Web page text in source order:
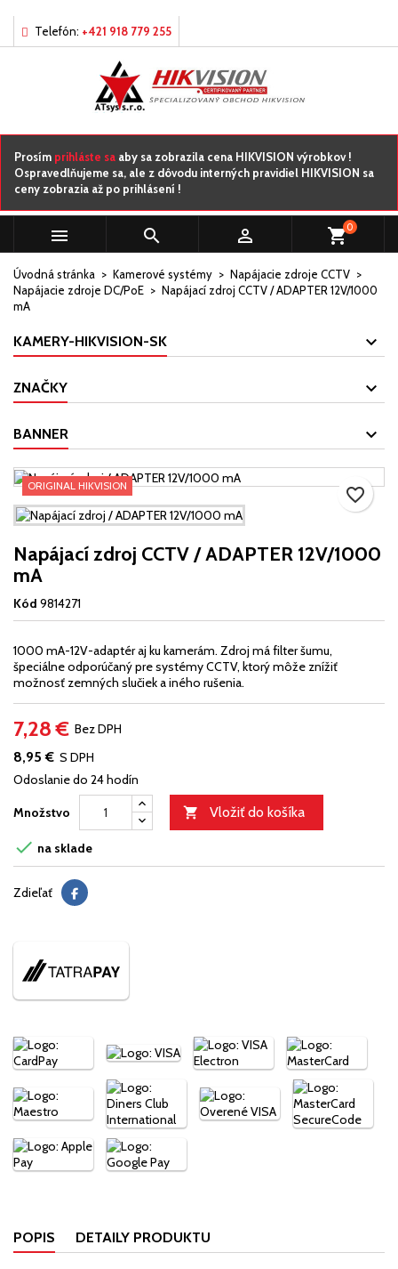
Telefón: +421 918 779 255
Prosím prihláste sa aby sa zobrazila cena HIKVISION výrobkov !
Ospravedlňujeme sa, ale z dôvodu interných pravidiel HIKVISION sa
ceny zobrazia až po prihlásení !
   shopping_cart0
Úvodná stránka Kamerové systémy
Napájacie zdroje CCTV
Napájacie zdroje DC/PoE
Napájací zdroj CCTV / ADAPTER 12V/1000
mA
KAMERY-HIKVISION-SK
ZNAČKY
BANNER
ORIGINAL HIKVISION
Napájací zdroj CCTV / ADAPTER 12V/1000
mA
Kód 9814271
1000 mA-12V-adaptér aj ku kamerám. Zdroj má filter šumu,
špeciálne odporúčaný pre systémy CCTV, ktorý môže znížiť
možnosť zemných slučiek a iného rušenia.
7,28 € Bez DPH
8,95 € S DPH
Odoslanie do 24 hodín
Množstvo  Vložiť do košíka
favorite_border
 na sklade
Zdieľať
POPIS DETAILY PRODUKTU
Môj zoznamy prianí
Vytvorte nový zoznam
Vytvoriť zoznam želaní
Názov zoznamu želaní
Zrušiť Vytvoriť zoznam želaní
Prihlásiť sa
Musíte byť prihlásený, aby ste si mohli výrobky uložiť do
svojho zoznamu želaní.
Zrušiť Prihlásiť sa